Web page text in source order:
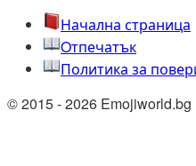
Начална страница
Oтпечатък
Политика за
© 2015 - 2026